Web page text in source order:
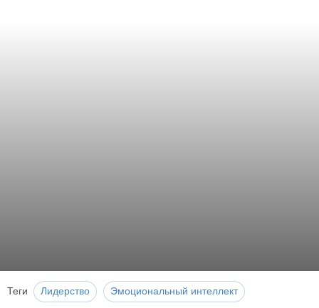
Теги Лидерство Эмоциональный интеллект